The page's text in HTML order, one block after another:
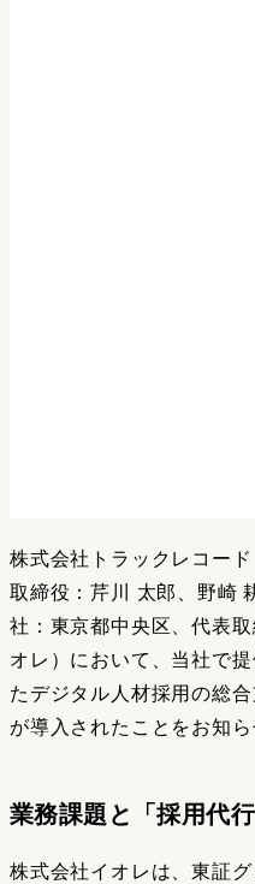
株式会社トラックレコー
取締役：芹川 太郎、野崎
社：東京都中央区、代表
オレ）において、当社で
たデジタル人材採用の総
が導入されたことをお知ら
業務課題と「採用代
株式会社イオレは、東証